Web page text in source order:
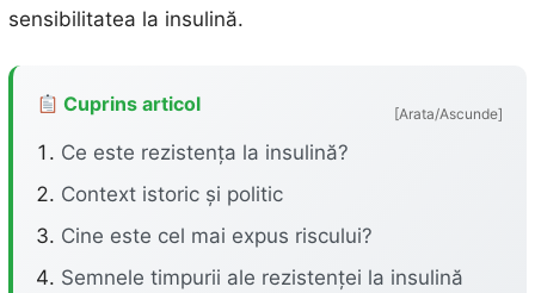
sensibilitatea la insulină.
Cuprins articol [Arata/Ascunde]
Ce este rezistența la insulină?
Context istoric și politic
Cine este cel mai expus riscului?
Semnele timpurii ale rezistenței la insulină